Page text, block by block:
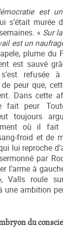
est
s’était murée
« Sur
est un
plume du
est sauvé
refusée
peur que,
Dans cette
fait peur.
toujours
où il fait
froid et de
lui reproche
par
l’arme à
, Valls roule
une ambition
du